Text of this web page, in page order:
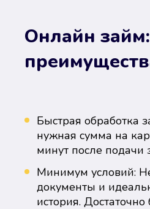
Онлайн займ:
Быстрая обработка
нужная сумма на
минут после подачи
Минимум условий:
документы и
история. Достаточно